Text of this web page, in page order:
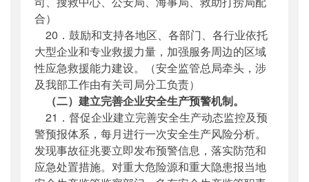
合）
20．鼓励和支持各地区、各部门、各行业依托
大型企业和专业救援力量，加强服务周边的区域
性应急救援能力建设。（安全监管总局牵头，涉
及我部工作由有关司局分工负责）
（二）建立完善企业安全生产预警机制。
21．督促企业建立完善安全生产动态监控及预
警预报体系，每月进行一次安全生产风险分析。
发现事故征兆要立即发布预警信息，落实防范和
应急处置措施。对重大危险源和重大隐患报当地